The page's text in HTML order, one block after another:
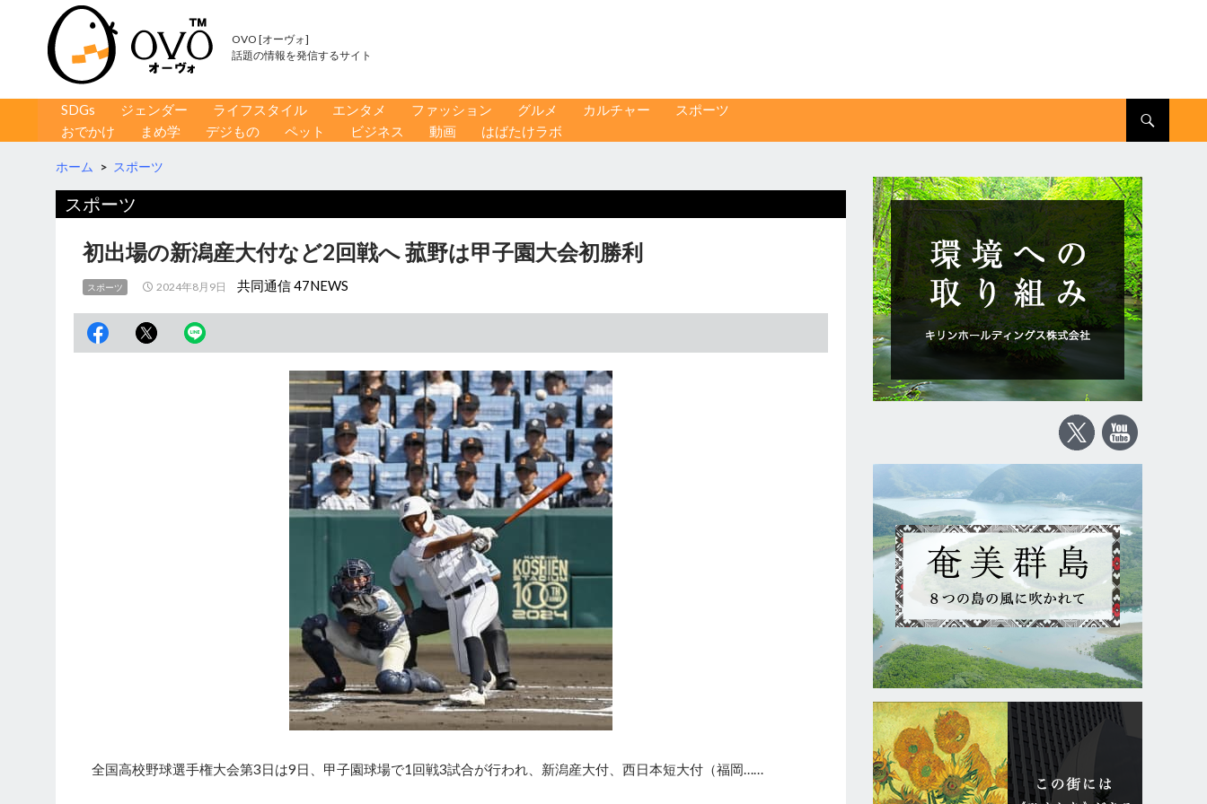
OVO [オーヴォ]
話題の情報を発信するサイト
コンテンツへ移動
SDGs ジェンダー ライフスタイル エンタメ ファッション グルメ カルチャー
スポーツ
おでかけ
まめ学 デジもの ペット ビジネス 動画 はばたけラボ
ホーム > スポーツ
スポーツ
初出場の新潟産大付など2回戦へ 菰野は甲子園大会初勝利
スポーツ 2024年8月9日 共同通信 47NEWS
全国高校野球選手権大会第3日は9日、甲子園球場で1回戦3試合が行われ、新潟産大付、西日本短大付（福岡……